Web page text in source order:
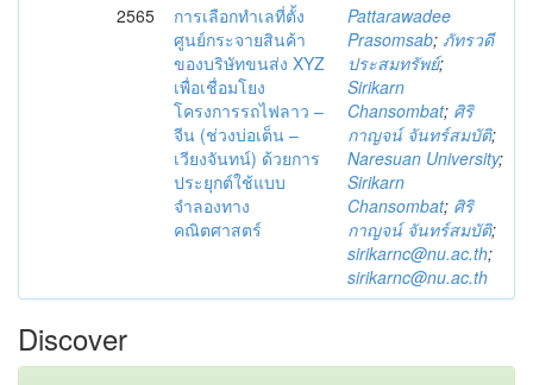
2565
การเลือกทำเลที่ตั้ง
ศูนย์กระจายสินค้า
ของบริษัทขนส่ง XYZ
เพื่อเชื่อมโยง
โครงการรถไฟลาว –
จีน (ช่วงบ่อเต็น –
เวียงจันทน์) ด้วยการ
ประยุกต์ใช้แบบ
จำลองทาง
คณิตศาสตร์
Pattarawadee
Prasomsab; ภัทรวดี
ประสมทรัพย์;
Sirikarn
Chansombat; ศิริ
กาญจน์ จันทร์สมบัติ;
Naresuan University;
Sirikarn
Chansombat; ศิริ
กาญจน์ จันทร์สมบัติ;
sirikarnc@nu.ac.th;
sirikarnc@nu.ac.th
Discover